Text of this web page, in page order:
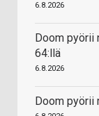
6.8.2026
Doom pyörii
64:llä
6.8.2026
Doom pyörii